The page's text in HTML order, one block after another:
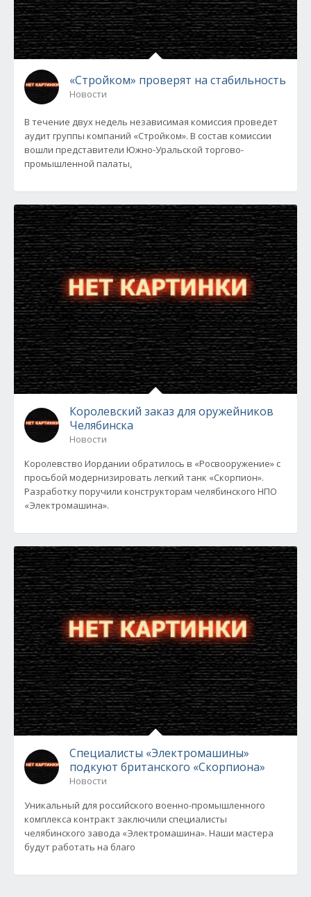
«Стройком» проверят на стабильность
Новости
В течение двух недель независимая комиссия проведет
аудит группы компаний «Стройком». В состав комиссии
вошли представители Южно-Уральской торгово-
промышленной палаты,
Королевский заказ для оружейников
Челябинска
Новости
Королевство Иордании обратилось в «Росвооружение» с
просьбой модернизировать легкий танк «Скорпион».
Разработку поручили конструкторам челябинского НПО
«Электромашина».
Специалисты «Электромашины»
подкуют британского «Скорпиона»
Новости
Уникальный для российского военно-промышленного
комплекса контракт заключили специалисты
челябинского завода «Электромашина». Наши мастера
будут работать на благо